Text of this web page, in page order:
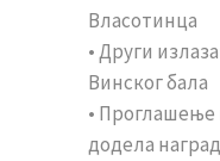
Власотинца
• Други
Винског бала
• Проглашење
додела